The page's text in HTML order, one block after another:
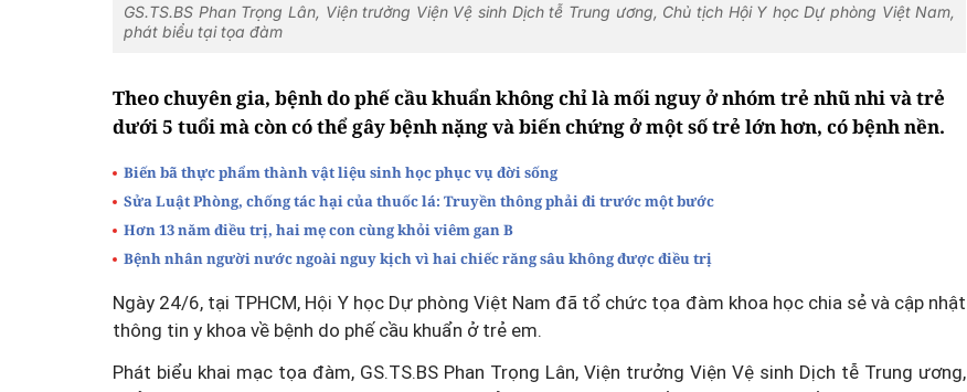
GS.TS.BS Phan Trọng Lân, Viện trưởng Viện Vệ sinh Dịch tễ Trung ương, Chủ tịch Hội Y học Dự phòng Việt Nam,
phát biểu tại tọa đàm
Theo chuyên gia, bệnh do phế cầu khuẩn không chỉ là mối nguy ở nhóm trẻ nhũ nhi và trẻ
dưới 5 tuổi mà còn có thể gây bệnh nặng và biến chứng ở một số trẻ lớn hơn, có bệnh nền.
Biến bã thực phẩm thành vật liệu sinh học phục vụ đời sống
Sửa Luật Phòng, chống tác hại của thuốc lá: Truyền thông phải đi trước một bước
Hơn 13 năm điều trị, hai mẹ con cùng khỏi viêm gan B
Bệnh nhân người nước ngoài nguy kịch vì hai chiếc răng sâu không được điều trị
Ngày 24/6, tại TPHCM, Hội Y học Dự phòng Việt Nam đã tổ chức tọa đàm khoa học chia sẻ và cập nhật
thông tin y khoa về bệnh do phế cầu khuẩn ở trẻ em.
Phát biểu khai mạc tọa đàm, GS.TS.BS Phan Trọng Lân, Viện trưởng Viện Vệ sinh Dịch tễ Trung ương,